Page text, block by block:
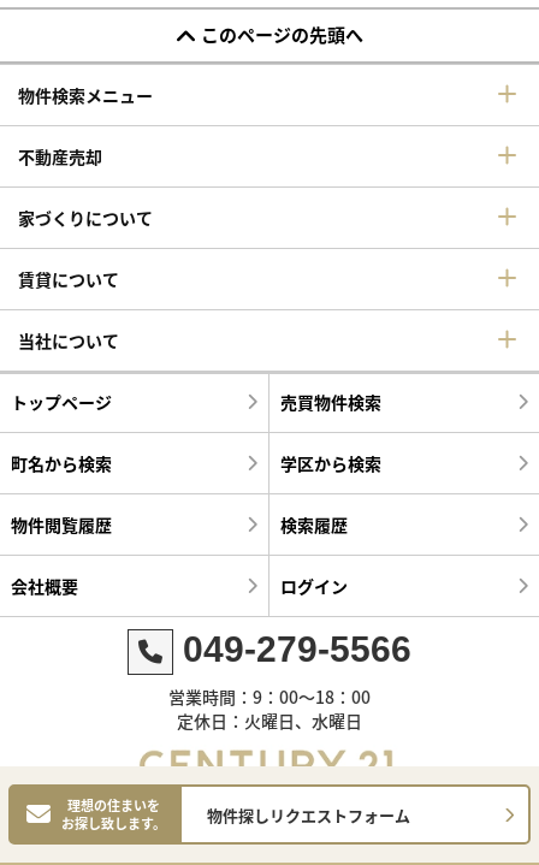
理想の住まいを
お探し致します。
物件探しリクエストフォーム
このページの先頭へ
物件検索メニュー
不動産売却
家づくりについて
賃貸について
当社について
トップページ 売買物件検索
町名から検索 学区から検索
物件閲覧履歴 検索履歴
会社概要 ログイン
049-279-5566
営業時間：9：00～18：00
定休日：火曜日、水曜日
©センチュリー21明和ハウス